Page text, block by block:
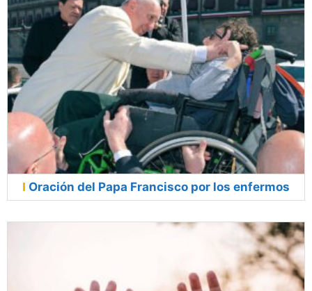
Oración del Papa Francisco por los enfermos